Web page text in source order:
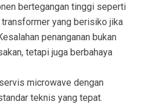
bertegangan tinggi seperti
yang berisiko jika
penanganan bukan
tetapi juga berbahaya
microwave dengan
teknis yang tepat.